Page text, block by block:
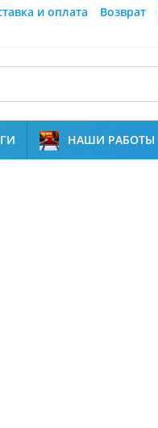
и оплата Возврат
НАШИ РАБОТЫ